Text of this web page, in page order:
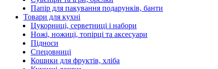
Папір для пакування подарунків, банти
Товари для кухні
Цукорниці, серветниці і набори
Ножі, ножиці, топірці та аксесуари
Підноси
Спецовниці
Кошики для фруктів, хліба